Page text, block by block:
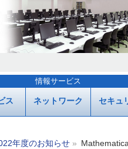
情報サービス
ス ネットワーク セキュ
年度のお知らせ